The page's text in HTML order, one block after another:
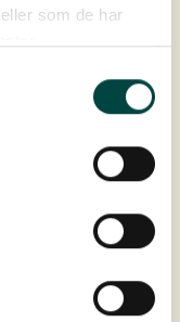
som de har